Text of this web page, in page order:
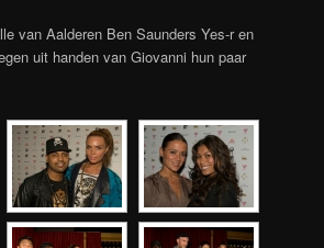
van Aalderen Ben Saunders Yes-r en
uit handen van Giovanni hun paar